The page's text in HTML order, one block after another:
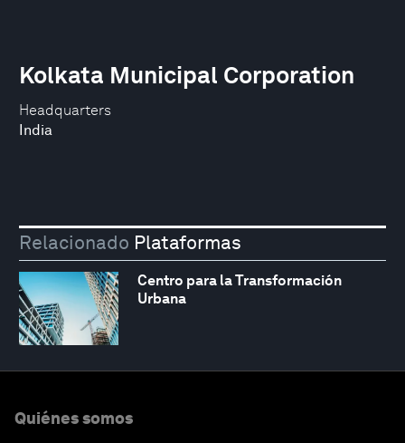
Headquarters
India
Kolkata Municipal Corporation
Relacionado Plataformas
Centro para la Transformación
Urbana
Quiénes somos